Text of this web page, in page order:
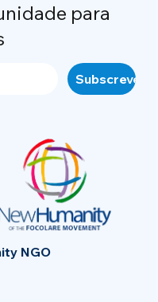
para
NGO